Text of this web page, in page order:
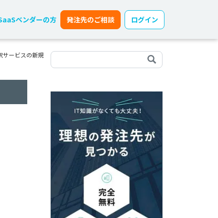
ベンダーの方 発注先のご相談 ログイン
サービスの新規